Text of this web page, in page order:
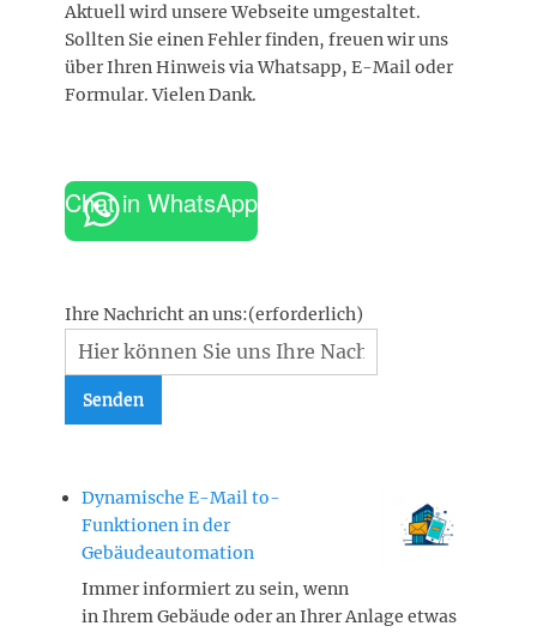
Aktuell wird unsere Webseite umgestaltet.
Sollten Sie einen Fehler finden, freuen wir uns
über Ihren Hinweis via Whatsapp, E-Mail oder
Formular. Vielen Dank.
Chat in WhatsApp
Ihre Nachricht an uns:(erforderlich)
Senden
Dynamische E-Mail to-
Funktionen in der
Gebäudeautomation
Immer informiert zu sein, wenn
in Ihrem Gebäude oder an Ihrer Anlage etwas